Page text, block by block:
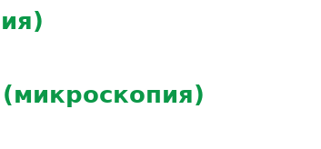
мер для безопасности пациентов
в лабораторию
Экскурсия в лабораторию